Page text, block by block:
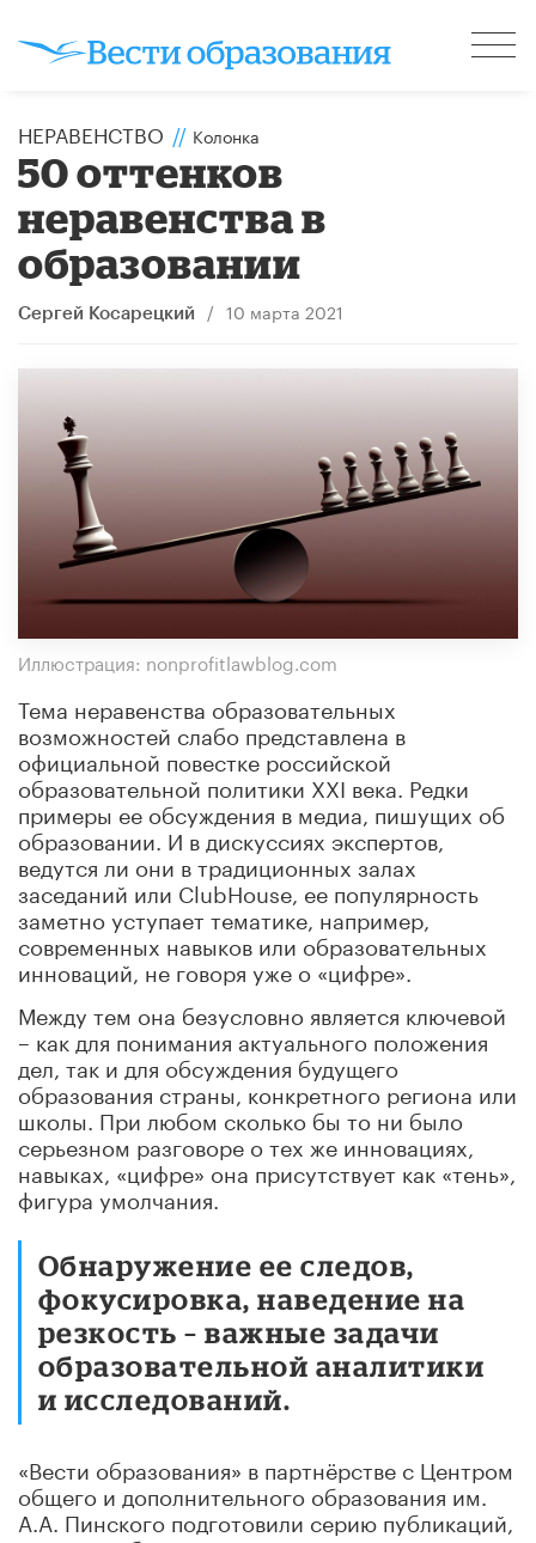
НЕРАВЕНСТВО // Колонка
50 оттенков
неравенства в
образовании
Сергей Косарецкий / 10 марта 2021
Иллюстрация: nonprofitlawblog.com
Тема неравенства образовательных
возможностей слабо представлена в
официальной повестке российской
образовательной политики XXI века. Редки
примеры ее обсуждения в медиа, пишущих об
образовании. И в дискуссиях экспертов,
ведутся ли они в традиционных залах
заседаний или ClubHouse, ее популярность
заметно уступает тематике, например,
современных навыков или образовательных
инноваций, не говоря уже о «цифре».
Между тем она безусловно является ключевой
– как для понимания актуального положения
дел, так и для обсуждения будущего
образования страны, конкретного региона или
школы. При любом сколько бы то ни было
серьезном разговоре о тех же инновациях,
навыках, «цифре» она присутствует как «тень»,
фигура умолчания.
Обнаружение ее следов,
фокусировка, наведение на
резкость – важные задачи
образовательной аналитики
и исследований.
«Вести образования» в партнёрстве с Центром
общего и дополнительного образования им.
А.А. Пинского подготовили серию публикаций,